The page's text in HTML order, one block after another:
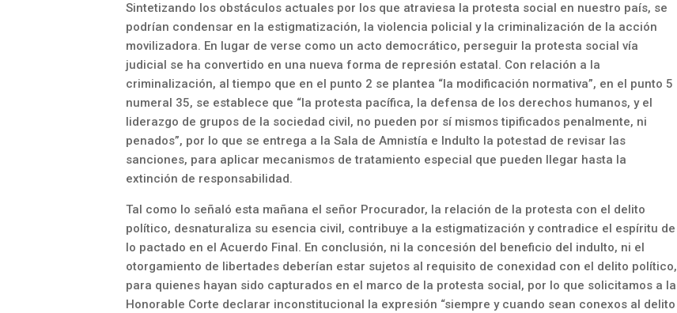
Sintetizando los obstáculos actuales por los que atraviesa la protesta social en nuestro país, se
podrían condensar en la estigmatización, la violencia policial y la criminalización de la acción
movilizadora. En lugar de verse como un acto democrático, perseguir la protesta social vía
judicial se ha convertido en una nueva forma de represión estatal. Con relación a la
criminalización, al tiempo que en el punto 2 se plantea “la modificación normativa”, en el punto 5
numeral 35, se establece que “la protesta pacífica, la defensa de los derechos humanos, y el
liderazgo de grupos de la sociedad civil, no pueden por sí mismos tipificados penalmente, ni
penados”, por lo que se entrega a la Sala de Amnistía e Indulto la potestad de revisar las
sanciones, para aplicar mecanismos de tratamiento especial que pueden llegar hasta la
extinción de responsabilidad.
Tal como lo señaló esta mañana el señor Procurador, la relación de la protesta con el delito
político, desnaturaliza su esencia civil, contribuye a la estigmatización y contradice el espíritu de
lo pactado en el Acuerdo Final. En conclusión, ni la concesión del beneficio del indulto, ni el
otorgamiento de libertades deberían estar sujetos al requisito de conexidad con el delito político,
para quienes hayan sido capturados en el marco de la protesta social, por lo que solicitamos a la
Honorable Corte declarar inconstitucional la expresión “siempre y cuando sean conexos al delito